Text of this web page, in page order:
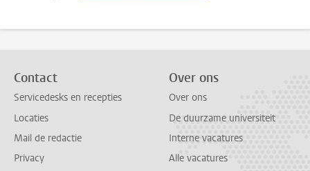
Contact
Servicedesks en recepties
Locaties
Mail de redactie
Privacy
Over ons
Over ons
De duurzame universiteit
Interne vacatures
Alle vacatures